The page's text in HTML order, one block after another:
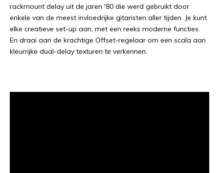
rackmount delay uit de jaren '80 die werd gebruikt door
enkele van de meest invloedrijke gitaristen aller tijden. Je kunt
elke creatieve set-up aan, met een reeks moderne functies.
En draai aan de krachtige Offset-regelaar om een scala aan
kleurrijke dual-delay texturen te verkennen.